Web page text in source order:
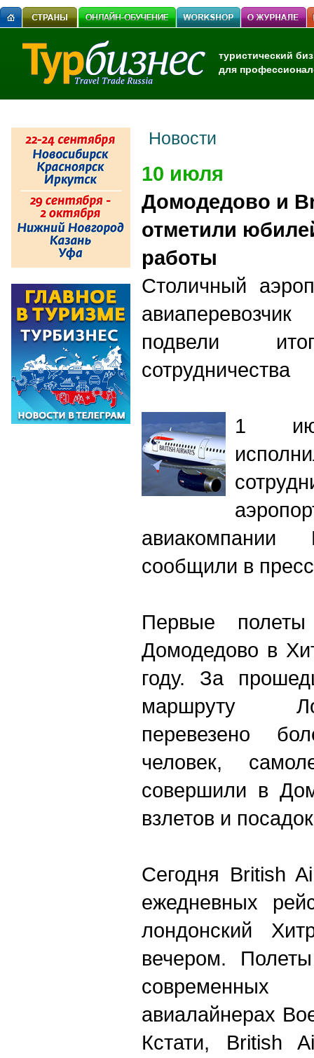
туристический
для
Новости
10 июля
Домодедово и
отметили
работы
Столичный
подвели
сотрудничества
1
сообщили в
Первые
Домодедово в
году. За
маршруту
перевезено
человек,
совершили в
взлетов и
Сегодня British
ежедневных
лондонский
вечером.
современных
авиалайнерах
Кстати, British